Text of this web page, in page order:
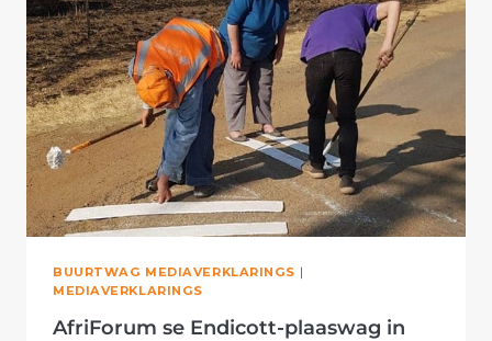
VAS
BUURTWAG MEDIAVERKLARINGS |
MEDIAVERKLARINGS
AfriForum se Endicott-plaaswag in